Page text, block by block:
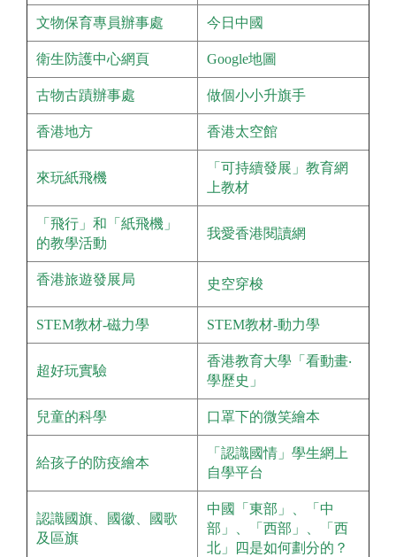
文物保育專員辦事處 今日中國
衛生防護中心網頁 Google地圖
古物古蹟辦事處 做個小小升旗手
香港地方 香港太空館
來玩紙飛機
「可持續發展」教育網
上教材
「飛行」和「紙飛機」
的教學活動
我愛香港閱讀網
香港旅遊發展局 史空穿梭
STEM教材-磁力學 STEM教材-動力學
超好玩實驗
香港教育大學「看動畫‧
學歷史」
兒童的科學 口罩下的微笑繪本
給孩子的防疫繪本
「認識國情」學生網上
自學平台
認識國旗、國徽、國歌
及區旗
中國「東部」、「中
部」、「西部」、「西
北」四是如何劃分的？